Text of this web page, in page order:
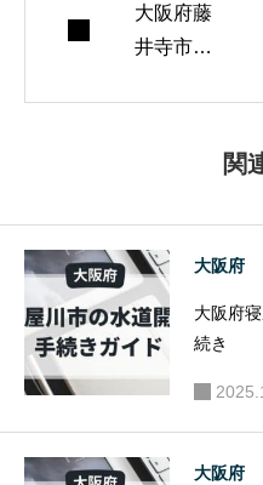
大阪府藤
井寺市へ
関
大阪府
大阪府
続き
大阪府